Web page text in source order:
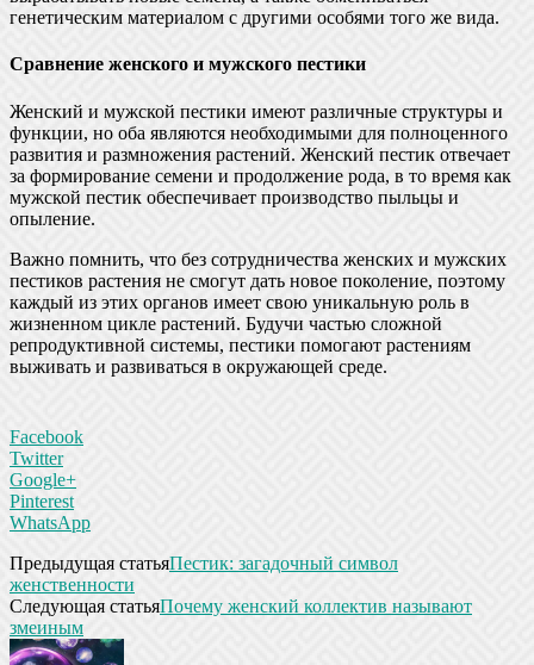
генетическим материалом с другими особями того же вида.
Сравнение женского и мужского пестики
Женский и мужской пестики имеют различные структуры и
функции, но оба являются необходимыми для полноценного
развития и размножения растений. Женский пестик отвечает
за формирование семени и продолжение рода, в то время как
мужской пестик обеспечивает производство пыльцы и
опыление.
Важно помнить, что без сотрудничества женских и мужских
пестиков растения не смогут дать новое поколение, поэтому
каждый из этих органов имеет свою уникальную роль в
жизненном цикле растений. Будучи частью сложной
репродуктивной системы, пестики помогают растениям
выживать и развиваться в окружающей среде.
Facebook
Twitter
Google+
Pinterest
WhatsApp
Предыдущая статьяПестик: загадочный символ
женственности
Следующая статьяПочему женский коллектив называют
змеиным